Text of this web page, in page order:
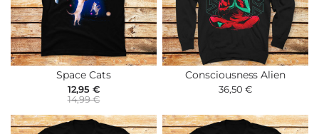
Space Cats
12,95 €
14,99 €
Consciousness Alien
36,50 €